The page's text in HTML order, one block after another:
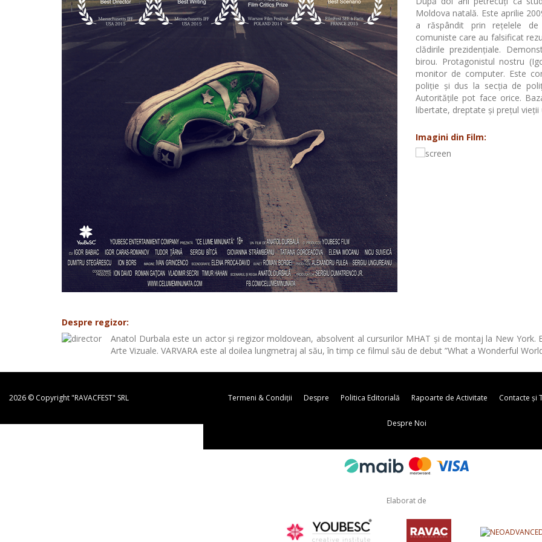
Moldova natală. Este aprilie
a răspândit prin rețelele de
comuniste care au falsificat
clădirile prezidențiale.
birou. Protagonistul nostru
monitor de computer. Este
poliție și dus la secția de
Autoritățile pot face orice.
libertate, dreptate și prețul vieții
Imagini din Film:
Despre regizor:
Anatol Durbala este un actor și regizor moldovean, absolvent al cursurilor MHAT și de montaj la New
Arte Vizuale. VARVARA este al doilea lungmetraj al său, în timp ce filmul său de debut ”What a Wonderful
2026 © Copyright "RAVACFEST" SRL Termeni & Condiții Despre Politica Editorială Rapoarte de Activitate Contacte și
Despre Noi
Elaborat de